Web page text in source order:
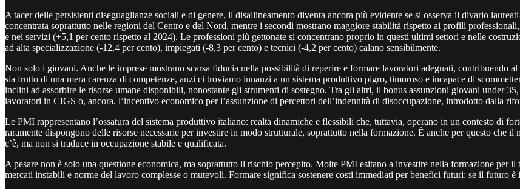
A tacer delle persistenti diseguaglianze sociali e di genere, il disallineamento diventa ancora più evidente se si osserva il divario
concentrata soprattutto nelle regioni del Centro e del Nord, mentre i secondi mostrano maggiore stabilità rispetto ai profili
e nei servizi (+5,1 per cento rispetto al 2024). Le professioni più gettonate si concentrano proprio in questi ultimi settori e nelle
ad alta specializzazione (-12,4 per cento), impiegati (-8,3 per cento) e tecnici (-4,2 per cento) calano sensibilmente.
Non solo i giovani. Anche le imprese mostrano scarsa fiducia nella possibilità di reperire e formare lavoratori adeguati, contribuendo
sia frutto di una mera carenza di competenze, anzi ci troviamo innanzi a un sistema produttivo pigro, timoroso e incapace di
inclini ad assorbire le risorse umane disponibili, nonostante gli strumenti di sostegno. Tra gli altri, il bonus assunzioni giovani under
lavoratori in CIGS o, ancora, l’incentivo economico per l’assunzione di percettori dell’indennità di disoccupazione, introdotto dalla
Le PMI rappresentano l’ossatura del sistema produttivo italiano: realtà dinamiche e flessibili che, tuttavia, operano in un contesto di
raramente dispongono delle risorse necessarie per investire in modo strutturale, soprattutto nella formazione. È anche per questo che
c’è, ma non si traduce in occupazione stabile e qualificata.
A pesare non è solo una questione economica, ma soprattutto il rischio percepito. Molte PMI esitano a investire nella formazione per
mercati instabili e norme del lavoro complesse o mutevoli. Formare significa sostenere costi immediati per benefici futuri: se il futuro è